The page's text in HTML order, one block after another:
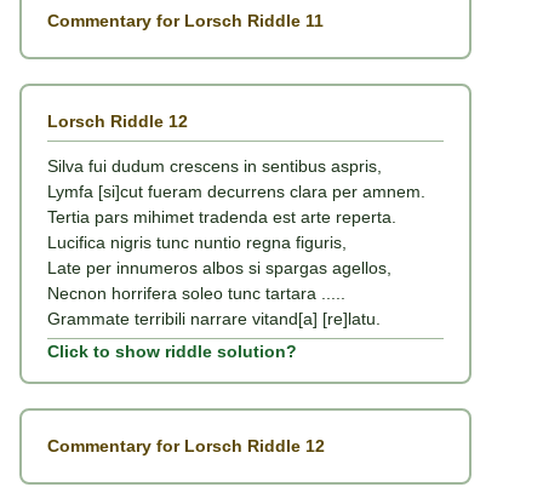
Commentary for Lorsch Riddle 11
Lorsch Riddle 12
Silva fui dudum crescens in sentibus aspris,
Lymfa [si]cut fueram decurrens clara per amnem.
Tertia pars mihimet tradenda est arte reperta.
Lucifica nigris tunc nuntio regna figuris,
Late per innumeros albos si spargas agellos,
Necnon horrifera soleo tunc tartara .....
Grammate terribili narrare vitand[a] [re]latu.
Click to show riddle solution?
Commentary for Lorsch Riddle 12